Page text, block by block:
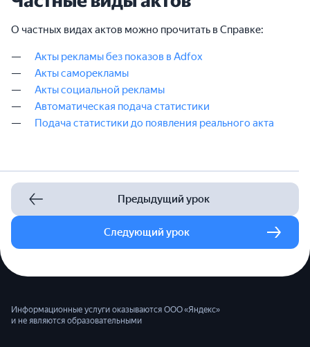
О частных видах актов можно прочитать в Справке:
Акты рекламы без показов в Adfox
Акты саморекламы
Акты социальной рекламы
Автоматическая подача статистики
Подача статистики до появления реального акта
Предыдущий урок
Следующий урок
Информационные услуги оказываются ООО «Яндекс»
и не являются образовательными